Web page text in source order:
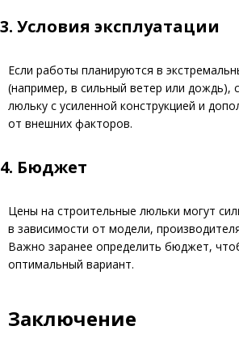
3. Условия эксплуатации
Если работы планируются в
(например, в сильный ветер или дождь),
люльку с усиленной конструкцией и
от внешних факторов.
4. Бюджет
Цены на строительные люльки могут
в зависимости от модели,
Важно заранее определить бюджет,
оптимальный вариант.
Заключение